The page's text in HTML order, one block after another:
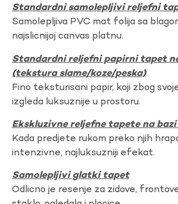
Standardni samolepljivi reljefni
Samolepljiva PVC mat folija sa
najslicnijoj canvas platnu.
Standardni reljefni papirni tapet
(tekstura slame/koze/peska)
Fino teksturisani papir, koji zbog
izgleda luksuznije u prostoru.
Ekskluzivne reljefne tapete na bazi
Kada predjete rukom preko njih
intenzivne, najluksuzniji efekat.
Samolepljivi glatki tapet
Odlicno je resenje za zidove,